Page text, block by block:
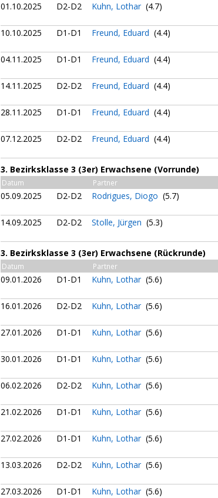
01.10.2025 D2-D2 Kuhn, Lothar (4.7)
10.10.2025 D1-D1 Freund, Eduard (4.4)
04.11.2025 D1-D1 Freund, Eduard (4.4)
14.11.2025 D2-D2 Freund, Eduard (4.4)
28.11.2025 D1-D1 Freund, Eduard (4.4)
07.12.2025 D2-D2 Freund, Eduard (4.4)
3. Bezirksklasse 3 (3er) Erwachsene (Vorrunde)
Datum Partner
05.09.2025 D2-D2 Rodrigues, Diogo (5.7)
14.09.2025 D2-D2 Stolle, Jürgen (5.3)
3. Bezirksklasse 3 (3er) Erwachsene (Rückrunde)
Datum Partner
09.01.2026 D1-D1 Kuhn, Lothar (5.6)
16.01.2026 D2-D2 Kuhn, Lothar (5.6)
27.01.2026 D1-D1 Kuhn, Lothar (5.6)
30.01.2026 D1-D1 Kuhn, Lothar (5.6)
06.02.2026 D2-D2 Kuhn, Lothar (5.6)
21.02.2026 D1-D1 Kuhn, Lothar (5.6)
27.02.2026 D1-D1 Kuhn, Lothar (5.6)
13.03.2026 D2-D2 Kuhn, Lothar (5.6)
27.03.2026 D1-D1 Kuhn, Lothar (5.6)